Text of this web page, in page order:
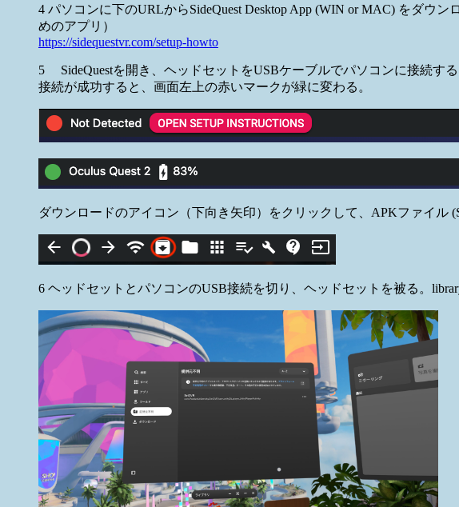
4 パソコンに下のURLからSideQuest Desktop App (WIN or MAC) をダウ
めのアプリ）
https://sidequestvr.com/setup-howto
5 SideQuestを開き、ヘッドセットをUSBケーブルでパソコンに接続する
接続が成功すると、画面左上の赤いマークが緑に変わる。
ダウンロードのアイコン（下向き矢印）をクリックして、APKファイル
6 ヘッドセットとパソコンのUSB接続を切り、ヘッドセットを被る。